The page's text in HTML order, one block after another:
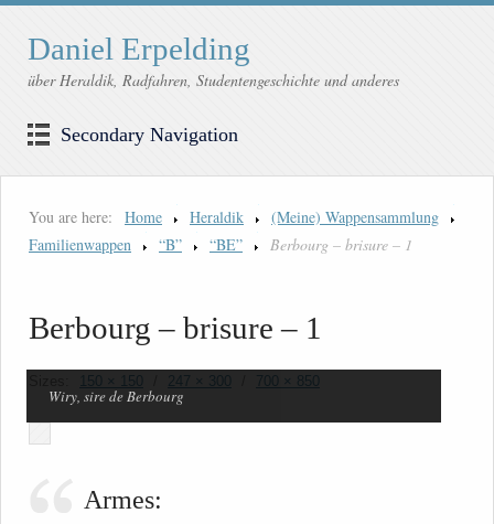
Daniel Erpelding
über Heraldik, Radfahren, Studentengeschichte und anderes
Secondary Navigation
You are here: Home Heraldik
(Meine) Wappensammlung
Familienwappen
“B” “BE” Berbourg – brisure – 1
Berbourg – brisure – 1
150 × 150 247 × 300 700 × 850
Wiry, sire de Berbourg
Armes: